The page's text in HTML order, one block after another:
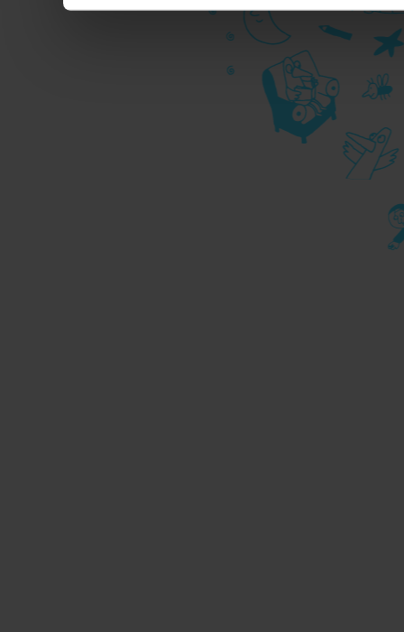
durante la navigazione.
Per maggiori dettagli
durante la
privacy sui cookie, ti
informativa cookie
Chiudendo il banner
senza alcuna
cookie tecnici.